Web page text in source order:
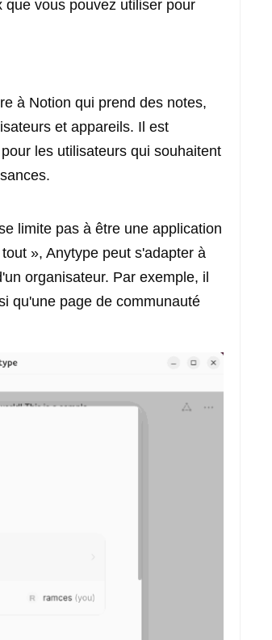
vous pouvez utiliser pour
à Notion qui prend des notes,
et appareils. Il est
les utilisateurs qui souhaitent
limite pas à être une application
», Anytype peut s'adapter à
organisateur. Par exemple, il
qu'une page de communauté